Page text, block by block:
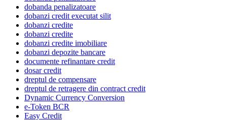
dobanda penalizatoare
dobanzi credit executat silit
dobanzi credite
dobanzi credite
dobanzi credite imobiliare
dobanzi depozite bancare
documente refinantare credit
dosar credit
dreptul de compensare
dreptul de retragere din contract credit
Dynamic Currency Conversion
e-Token BCR
Easy Credit